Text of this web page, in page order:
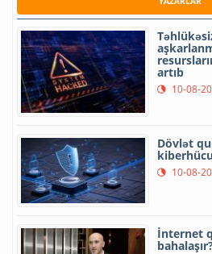
artıb
10-08-
Dövlət
10-08-
İnternet